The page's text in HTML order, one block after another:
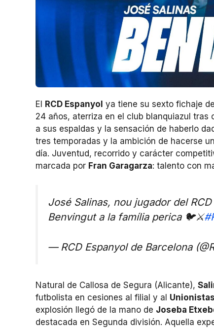
El RCD Espanyol ya tiene su sexto fichaje
24 años, aterriza en el club blanquiazul tras
a sus espaldas y la sensación de haberlo
tres temporadas y la ambición de hacerse
día. Juventud, recorrido y carácter
marcada por Fran Garagarza: talento con
José Salinas, nou jugador del
Benvingut a la família perica 🐦⚔️
— RCD Espanyol de Barcelona
Natural de Callosa de Segura (Alicante),
futbolista en cesiones al filial y al
explosión llegó de la mano de Joseba
destacada en Segunda división. Aquella